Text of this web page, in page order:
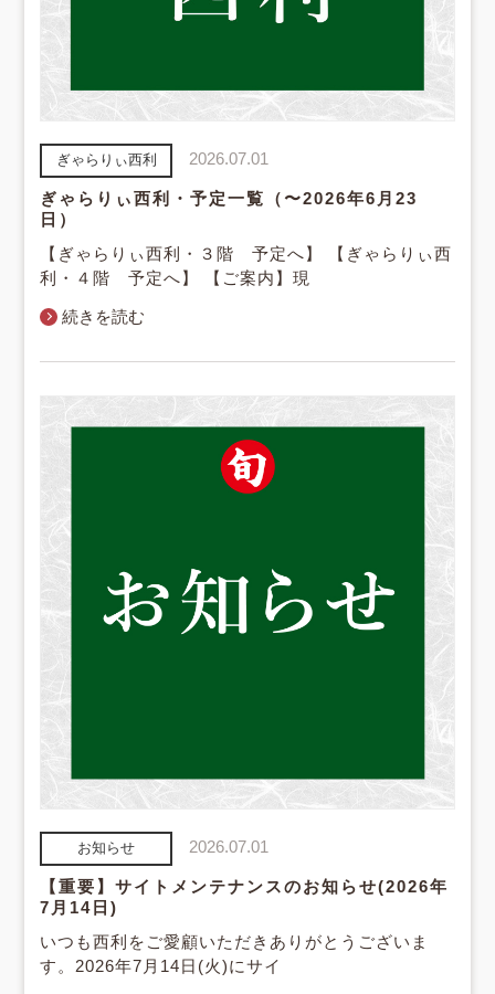
ぎゃらりぃ西利 2026.07.01
ぎゃらりぃ西利・予定一覧（〜2026年6月23
日）
【ぎゃらりぃ西利・３階 予定へ】 【ぎゃらりぃ西
利・４階 予定へ】 【ご案内】現
続きを読む
お知らせ 2026.07.01
【重要】サイトメンテナンスのお知らせ(2026年
7月14日)
いつも西利をご愛顧いただきありがとうございま
す。2026年7月14日(火)にサイ